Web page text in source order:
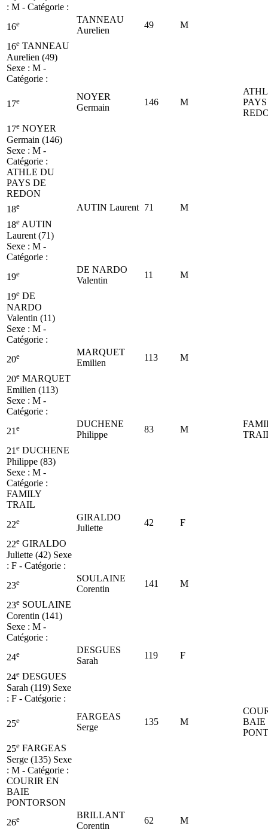
: M - Catégorie :
16e
TANNEAU
Aurelien
49 M
16e TANNEAU
Aurelien (49)
Sexe : M -
Catégorie :
17e
NOYER
Germain
146 M
17e NOYER
Germain (146)
Sexe : M -
Catégorie :
ATHLE DU
PAYS DE
REDON
18e AUTIN Laurent 71
M
18e AUTIN
Laurent (71)
Sexe : M -
Catégorie :
19e
DE NARDO
Valentin
11 M
19e DE
NARDO
Valentin (11)
Sexe : M -
Catégorie :
20e
MARQUET
Emilien
113 M
20e MARQUET
Emilien (113)
Sexe : M -
Catégorie :
21 e
DUCHENE
Philippe
83 M
21 e DUCHENE
Philippe (83)
Sexe : M -
Catégorie :
FAMILY
TRAIL
22e
GIRALDO
Juliette
42 F
22e GIRALDO
Juliette (42) Sexe
: F - Catégorie :
23e
SOULAINE
Corentin
141 M
23e SOULAINE
Corentin (141)
Sexe : M -
Catégorie :
24e
DESGUES
Sarah
119 F
24e DESGUES
Sarah (119) Sexe
: F - Catégorie :
25e
FARGEAS
Serge
135 M
BAIE
25e FARGEAS
Serge (135) Sexe
: M - Catégorie :
COURIR EN
BAIE
PONTORSON
26e
BRILLANT
Corentin
62 M